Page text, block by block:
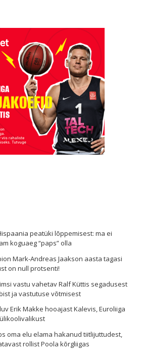
peatüki lõppemisest: ma ei
koguaeg “paps” olla
Mark-Andreas Jaakson aasta tagasi
on null protsenti!
vastu vahetav Ralf Küttis segadusest
ja vastutuse võtmisest
Erik Makke hooajast Kalevis, Euroliiga
oma elu elama hakanud tiitlijuttudest,
rollist Poola kõrgliigas